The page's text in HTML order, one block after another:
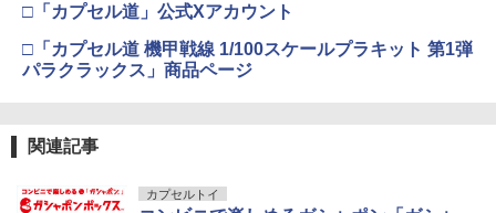
□「カプセル道」公式Xアカウント
□「カプセル道 機甲戦線 1/100スケールプラキット 第1弾
パラクラックス」商品ページ
関連記事
カプセルトイ